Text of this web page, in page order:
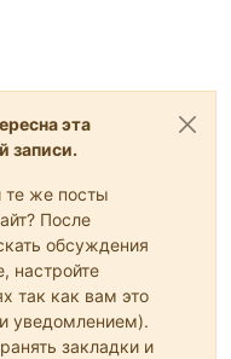
эта
записи.
те же посты
После
обсуждения
настройте
так как вам это
уведомлением).
закладки и